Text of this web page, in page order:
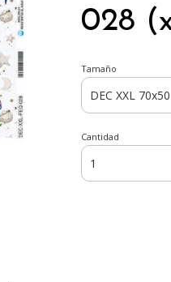
028
Tamaño
Cantidad